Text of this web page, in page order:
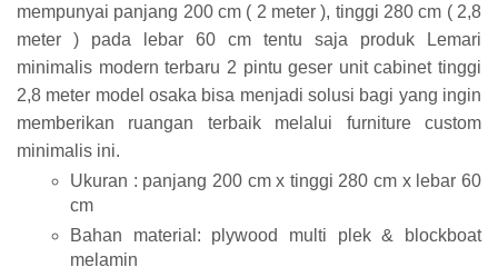
mempunyai panjang 200 cm ( 2 meter ), tinggi 280 cm ( 2,8
meter ) pada lebar 60 cm tentu saja produk Lemari
minimalis modern terbaru 2 pintu geser unit cabinet tinggi
2,8 meter model osaka bisa menjadi solusi bagi yang ingin
memberikan ruangan terbaik melalui furniture custom
minimalis ini.
Ukuran : panjang 200 cm x tinggi 280 cm x lebar 60
cm
Bahan material: plywood multi plek & blockboat
melamin